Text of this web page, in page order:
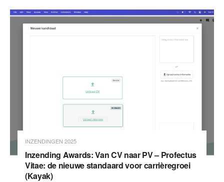
INZENDINGEN 2025
Inzending Awards: Van CV naar PV – Profectus
Vitae: de nieuwe standaard voor carrièregroei
(Kayak)